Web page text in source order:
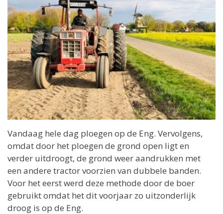
Vandaag hele dag ploegen op de Eng. Vervolgens,
omdat door het ploegen de grond open ligt en
verder uitdroogt, de grond weer aandrukken met
een andere tractor voorzien van dubbele banden.
Voor het eerst werd deze methode door de boer
gebruikt omdat het dit voorjaar zo uitzonderlijk
droog is op de Eng.